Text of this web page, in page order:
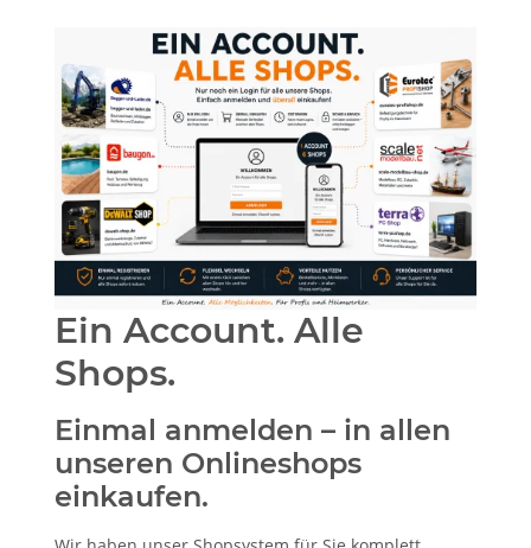
Ein Account. Alle
Shops.
Einmal anmelden – in allen
unseren Onlineshops
einkaufen.